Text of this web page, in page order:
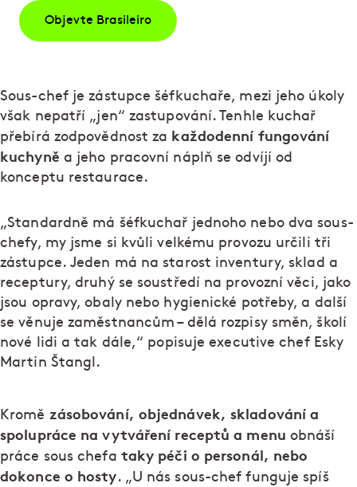
Objevte Brasileiro
Sous-chef je zástupce šéfkuchaře, mezi jeho úkoly
však nepatří „jen“ zastupování. Tenhle kuchař
přebírá zodpovědnost za každodenní fungování
kuchyně a jeho pracovní náplň se odvíjí od
konceptu restaurace.
„Standardně má šéfkuchař jednoho nebo dva sous-
chefy, my jsme si kvůli velkému provozu určili tři
zástupce. Jeden má na starost inventury, sklad a
receptury, druhý se soustředí na provozní věci, jako
jsou opravy, obaly nebo hygienické potřeby, a další
se věnuje zaměstnancům – dělá rozpisy směn, školí
nové lidi a tak dále,“ popisuje executive chef Esky
Martin Štangl.
Kromě zásobování, objednávek, skladování a
spolupráce na vytváření receptů a menu obnáší
práce sous chefa taky péči o personál, nebo
dokonce o hosty. „U nás sous-chef funguje spíš